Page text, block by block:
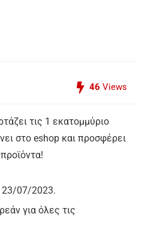
46 Views
τις 1 εκατομμύριο
στο eshop και προσφέρει
23/07/2023.
για όλες τις